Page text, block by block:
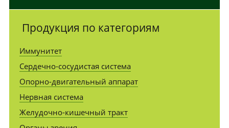
Продукция по категориям
Иммунитет
Сердечно-сосудистая система
Опорно-двигательный аппарат
Нервная система
Желудочно-кишечный тракт